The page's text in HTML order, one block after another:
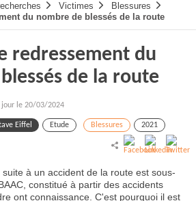
Victimes
Blessures
du nombre de blessés de la route
redressement du
de la route
jour le 20/03/2024
Eiffel Etude Blessures 2021
à un accident de la route est sous-
constitué à partir des accidents
ont connaissance. C'est pourquoi il est